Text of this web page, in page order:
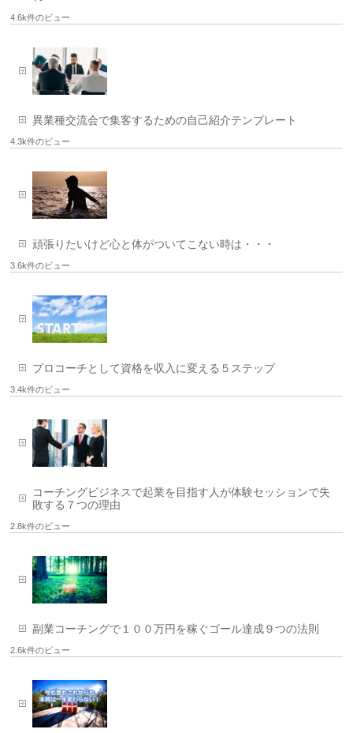
4.6k件のビュー
異業種交流会で集客するための自己紹介テンプレート
4.3k件のビュー
頑張りたいけど心と体がついてこない時は・・・
3.6k件のビュー
プロコーチとして資格を収入に変える５ステップ
3.4k件のビュー
コーチングビジネスで起業を目指す人が体験セッションで失
敗する７つの理由
2.8k件のビュー
副業コーチングで１００万円を稼ぐゴール達成９つの法則
2.6k件のビュー